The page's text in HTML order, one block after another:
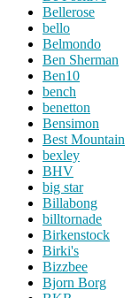
Bellerose
bello
Belmondo
Ben Sherman
Ben10
bench
benetton
Bensimon
Best Mountain
bexley
BHV
big star
Billabong
billtornade
Birkenstock
Birki's
Bizzbee
Bjorn Borg